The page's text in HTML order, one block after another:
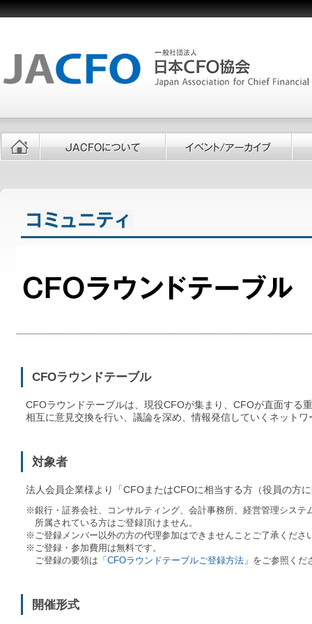
CFOラウンドテーブル
CFOラウンドテーブルは、現役CFOが集まり、CFOが直面する
相互に意見交換を行い、議論を深め、情報発信していくネットワ
対象者
法人会員企業様より「CFOまたはCFOに相当する方（役員の方
※銀行・証券会社、コンサルティング、会計事務所、経営管理システ
所属されている方はご登録頂けません。
※ご登録メンバー以外の方の代理参加はできませんことご了承くださ
※ご登録・参加費用は無料です。
ご登録の要領は「 CFOラウンドテーブルご登録方法 」をご参照くだ
開催形式